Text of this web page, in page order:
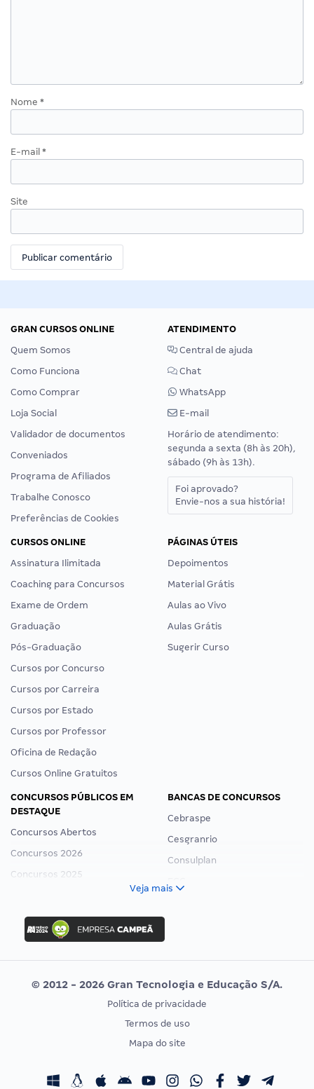
Nome *
E-mail *
Site
GRAN CURSOS ONLINE
Quem Somos
Como Funciona
Como Comprar
Loja Social
Validador de documentos
Conveniados
Programa de Afiliados
Trabalhe Conosco
Preferências de Cookies
ATENDIMENTO
Central de ajuda
Chat
WhatsApp
E-mail
Horário de atendimento:
segunda a sexta (8h às 20h),
sábado (9h às 13h).
Foi aprovado?
Envie-nos a sua história!
CURSOS ONLINE
Assinatura Ilimitada
Coaching para Concursos
Exame de Ordem
Graduação
Pós-Graduação
Cursos por Concurso
Cursos por Carreira
Cursos por Estado
Cursos por Professor
Oficina de Redação
Cursos Online Gratuitos
PÁGINAS ÚTEIS
Depoimentos
Material Grátis
Aulas ao Vivo
Aulas Grátis
Sugerir Curso
CONCURSOS PÚBLICOS EM
DESTAQUE
Concursos Abertos
Concursos 2026
Concursos 2025
Concurso Ibama
Concurso MPU
Editais publicados
BANCAS DE CONCURSOS
Cebraspe
Cesgranrio
Consulplan
Vunesp
CONCURSOS POR PROFISSÃO
Concursos Fiscais
EXAME DE ORDEM
Calendário OAB
Veja mais
© 2012 - 2026 Gran Tecnologia e Educação S/A.
Política de privacidade
Termos de uso
Mapa do site